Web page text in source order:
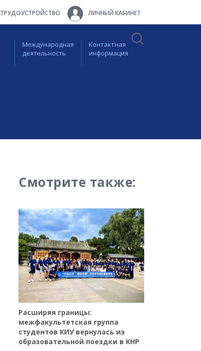
ТРУДОУСТРОЙСТВО ЛИЧНЫЙ КАБИНЕТ
Международная
деятельность
Контактная
информация
Смотрите также:
Расширяя границы:
межфакультетская группа
студентов КИУ вернулась из
образовательной поездки в КНР